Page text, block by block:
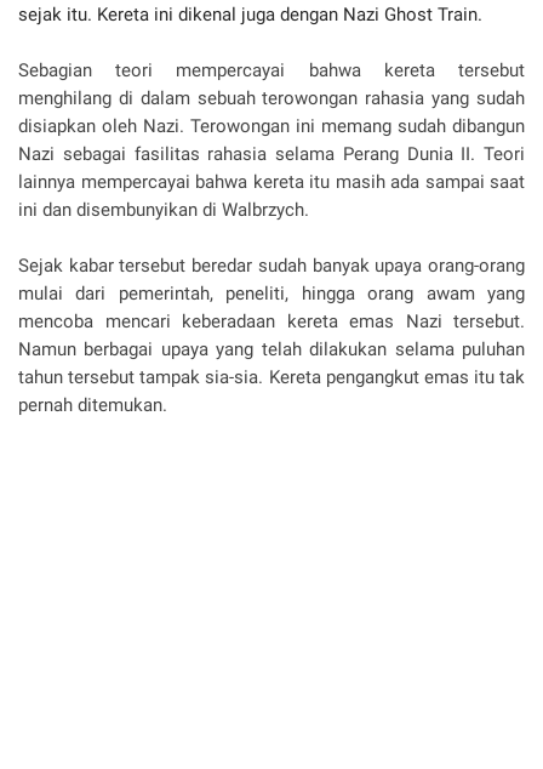
sejak itu. Kereta ini dikenal juga dengan Nazi Ghost Train.
Sebagian teori mempercayai bahwa kereta tersebut
menghilang di dalam sebuah terowongan rahasia yang sudah
disiapkan oleh Nazi. Terowongan ini memang sudah dibangun
Nazi sebagai fasilitas rahasia selama Perang Dunia II. Teori
lainnya mempercayai bahwa kereta itu masih ada sampai saat
ini dan disembunyikan di Walbrzych.
Sejak kabar tersebut beredar sudah banyak upaya orang-orang
mulai dari pemerintah, peneliti, hingga orang awam yang
mencoba mencari keberadaan kereta emas Nazi tersebut.
Namun berbagai upaya yang telah dilakukan selama puluhan
tahun tersebut tampak sia-sia. Kereta pengangkut emas itu tak
pernah ditemukan.